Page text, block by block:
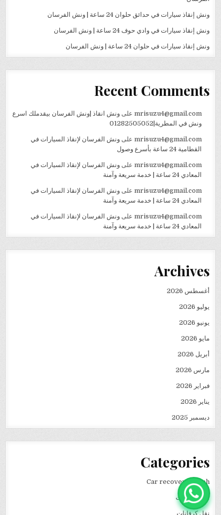
ونش إنقاذ سيارات في حدائق حلوان 24 ساعة | ونش الفرسان
ونش إنقاذ سيارات في وادي حوف 24 ساعة | ونش الفرسان
ونش إنقاذ سيارات في حلوان 24 ساعة | ونش الفرسان
Recent Comments
mrisuzu4@gmail.comعلى ونش انقاذ |ونش الفرسان بيقدملك اسرع
ونش في المطرية|01282505052
mrisuzu4@gmail.comعلى ونش الفرسان لإنقاذ السيارات في
القطامية 24 ساعة بأسرع وصول
mrisuzu4@gmail.comعلى ونش الفرسان لإنقاذ السيارات في
المعادي 24 ساعة | خدمة سريعة وآمنة
mrisuzu4@gmail.comعلى ونش الفرسان لإنقاذ السيارات في
المعادي 24 ساعة | خدمة سريعة وآمنة
mrisuzu4@gmail.comعلى ونش الفرسان لإنقاذ السيارات في
المعادي 24 ساعة | خدمة سريعة وآمنة
Archives
أغسطس 2026
يوليو 2026
يونيو 2026
مايو 2026
أبريل 2026
مارس 2026
فبراير 2026
يناير 2026
ديسمبر 2025
Categories
Car recovery winch
انقاذ سيارات
نقل كرفانات